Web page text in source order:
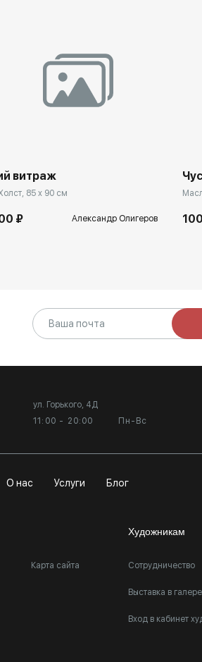
витраж
85 x 90 см
₽ Александр Олигеров
ул. Горького, 4Д
11:00 - 20:00
Пн-Вс
О нас Услуги Блог
Карта сайта
Художникам
Сотрудничество
Выставка в
Вход в кабинет